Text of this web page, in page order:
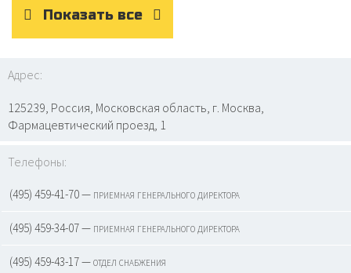
Показать все
Адрес:
125239, Россия, Московская область, г. Москва,
Фармацевтический проезд, 1
Телефоны:
(495) 459-41-70 — приемная генерального директора
(495) 459-34-07 — приемная генерального директора
(495) 459-43-17 — отдел снабжения